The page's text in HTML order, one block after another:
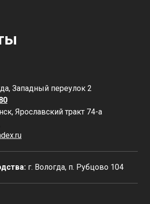
Западный переулок 2
Ярославский тракт 74-а
г. Вологда, п. Рубцово 104